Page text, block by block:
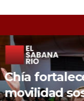
Chía
fuentes
tres